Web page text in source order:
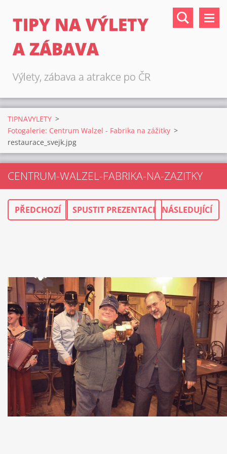
TIPY NA VÝLETY
A ZÁBAVA
Výlety, zábava a atrakce po ČR
TIPNAVYLETY >
Fotogalerie: Centrum Walzel - Fabrika na zážitky >
restaurace_svejk.jpg
CENTRUM-WALZEL-FABRIKA-NA-ZAZITKY
PŘEDCHOZÍ SPUSTIT PREZENTACI NÁSLEDUJÍCÍ